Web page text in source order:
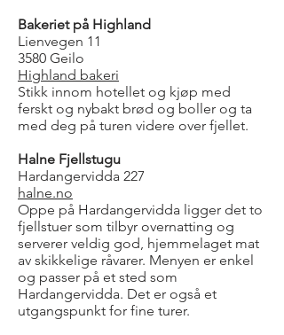
Bakeriet på Highland
Lienvegen 11
3580 Geilo
Highland bakeri
Stikk innom hotellet og kjøp med
ferskt og nybakt brød og boller og ta
med deg på turen videre over fjellet.
Halne Fjellstugu
Hardangervidda 227
halne.no
Oppe på Hardangervidda ligger det to
fjellstuer som tilbyr overnatting og
serverer veldig god, hjemmelaget mat
av skikkelige råvarer. Menyen er enkel
og passer på et sted som
Hardangervidda. Det er også et
utgangspunkt for fine turer.